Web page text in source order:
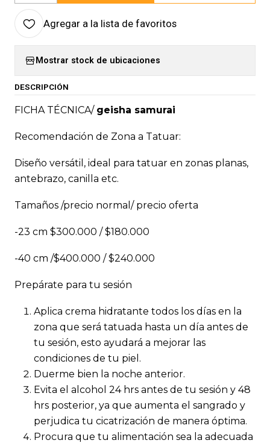
Agregar a la lista de favoritos
Mostrar stock de ubicaciones
DESCRIPCIÓN
FICHA TÉCNICA/ geisha samurai
Recomendación de Zona a Tatuar:
Diseño versátil, ideal para tatuar en zonas planas,
antebrazo, canilla etc.
Tamaños /precio normal/ precio oferta
-23 cm $300.000 / $180.000
-40 cm /$400.000 / $240.000
Prepárate para tu sesión
Aplica crema hidratante todos los días en la
zona que será tatuada hasta un día antes de
tu sesión, esto ayudará a mejorar las
condiciones de tu piel.
Duerme bien la noche anterior.
Evita el alcohol 24 hrs antes de tu sesión y 48
hrs posterior, ya que aumenta el sangrado y
perjudica tu cicatrización de manera óptima.
Procura que tu alimentación sea la adecuada